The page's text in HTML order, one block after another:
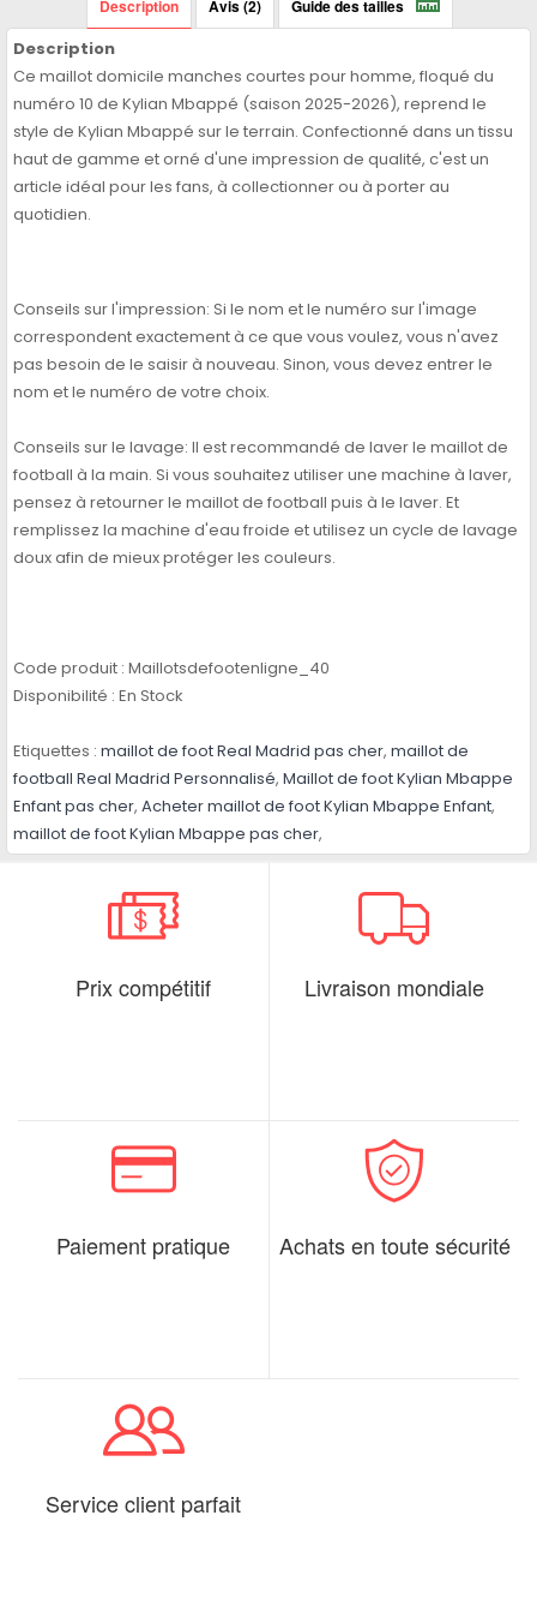
Description Avis (2) Guide des tailles
Description
Ce maillot domicile manches courtes pour homme, floqué du
numéro 10 de Kylian Mbappé (saison 2025-2026), reprend le
style de Kylian Mbappé sur le terrain. Confectionné dans un tissu
haut de gamme et orné d'une impression de qualité, c'est un
article idéal pour les fans, à collectionner ou à porter au
quotidien.
Conseils sur l'impression: Si le nom et le numéro sur l'image
correspondent exactement à ce que vous voulez, vous n'avez
pas besoin de le saisir à nouveau. Sinon, vous devez entrer le
nom et le numéro de votre choix.
Conseils sur le lavage: Il est recommandé de laver le maillot de
football à la main. Si vous souhaitez utiliser une machine à laver,
pensez à retourner le maillot de football puis à le laver. Et
remplissez la machine d'eau froide et utilisez un cycle de lavage
doux afin de mieux protéger les couleurs.
Code produit : Maillotsdefootenligne_40
Disponibilité : En Stock
Etiquettes : maillot de foot Real Madrid pas cher, maillot de
football Real Madrid Personnalisé, Maillot de foot Kylian Mbappe
Enfant pas cher, Acheter maillot de foot Kylian Mbappe Enfant,
maillot de foot Kylian Mbappe pas cher,
Prix compétitif Livraison mondiale
Paiement pratique Achats en toute sécurité
Service client parfait